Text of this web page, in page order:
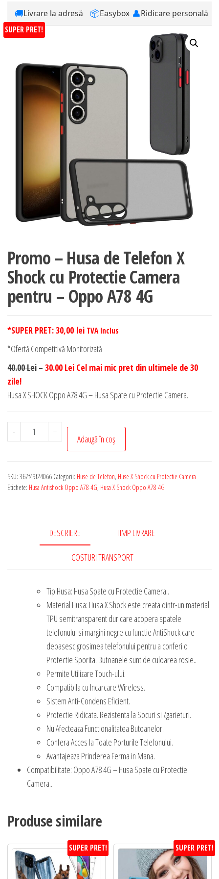
🚚Livrare la adresă 📦Easybox 👤Ridicare personală
SUPER PRET!
Promo – Husa de Telefon X
Shock cu Protectie Camera
pentru – Oppo A78 4G
*SUPER PRET:30,00 lei TVA Inclus
*Ofertă Competitivă Monitorizată
40.00 Lei – 30.00 Lei Cel mai mic pret din ultimele de 30
zile!
Husa X SHOCK Oppo A78 4G – Husa Spate cu Protectie Camera.
-
Cantitate
Promo
de
Oppo
+
Adaugă în coș
SKU: 367f49f24066 Categorii: Huse de Telefon, Huse X Shock cu Protectie Camera
Etichete: Husa Antishock Oppo A78 4G, Husa X Shock Oppo A78 4G
DESCRIERE TIMP LIVRARE
COSTURI TRANSPORT
Tip Husa: Husa Spate cu Protectie Camera..
Material Husa: Husa X Shock este creata dintr-un material
TPU semitransparent dur care acopera spatele
telefonului si margini negre cu functie AntiShock care
depasesc grosimea telefonului pentru a conferi o
Protectie Sporita. Butoanele sunt de culoarea rosie..
Permite Utilizare Touch-ului.
Compatibila cu Incarcare Wireless.
Sistem Anti-Condens Eficient.
Protectie Ridicata. Rezistenta la Socuri si Zgarieturi.
Nu Afecteaza Functionalitatea Butoanelor.
Confera Acces la Toate Porturile Telefonului.
Avantajeaza Prinderea Ferma in Mana.
Compatibilitate: Oppo A78 4G – Husa Spate cu Protectie
Camera..
Produse similare
SUPER PRET! SUPER PRET!